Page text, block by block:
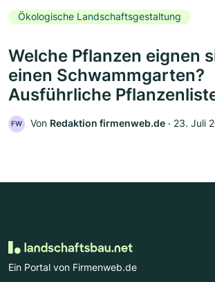
Ökologische Landschaftsgestaltung
Welche Pflanzen eignen
einen Schwammgarten?
Ausführliche
FW Von Redaktion firmenweb.de ‧ 23. Juli
Ein Portal von Firmenweb.de